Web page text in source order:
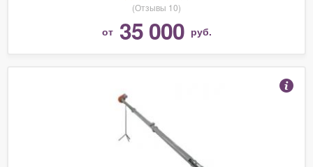
(Отзывы 10)
от 35 000 руб.